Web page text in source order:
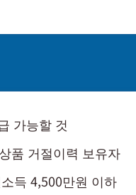
가능할 것
품 거절이력 보유자
득 4,500만원 이하